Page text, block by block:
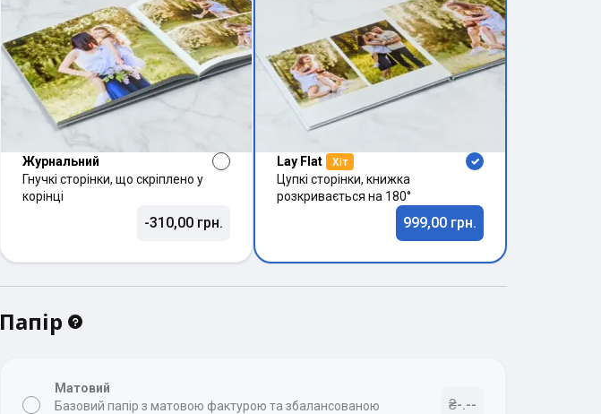
Журнальний
Гнучкі сторінки, що скріплено у
корінці
-310,00 грн.
Lay Flat Хіт
Цупкі сторінки, книжка
розкривається на 180°
999,00 грн.
Папір
Матовий
Базовий папір з матовою фактурою та збалансованою
₴-.--